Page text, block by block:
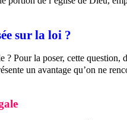
sur la loi ?
Pour la poser, cette
un avantage qu’on ne